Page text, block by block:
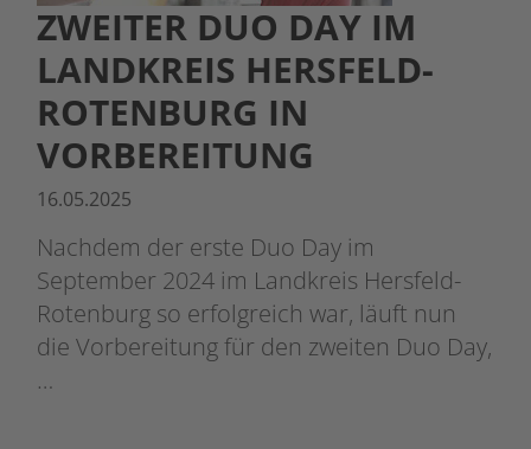
ZWEITER DUO DAY IM
LANDKREIS HERSFELD-
ROTENBURG IN
VORBEREITUNG
16.05.2025
Nachdem der erste Duo Day im
September 2024 im Landkreis Hersfeld-
Rotenburg so erfolgreich war, läuft nun
die Vorbereitung für den zweiten Duo Day,
…